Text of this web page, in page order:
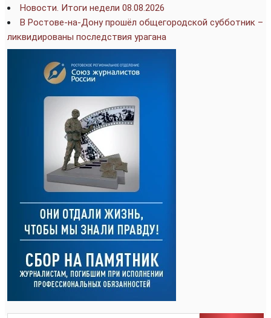
Новости. Итоги недели 08.08.2026
В Ростове-на-Дону прошёл общегородской субботник –
ликвидированы последствия урагана